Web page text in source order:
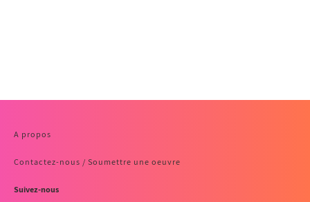
A propos
Contactez-nous / Soumettre une oeuvre
Suivez-nous